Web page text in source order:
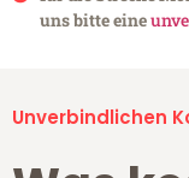
uns bitte eine
Unverbindlichen